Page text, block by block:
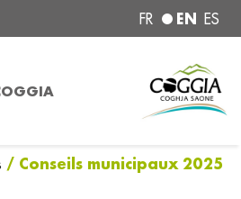
FR EN ES
/ Conseils municipaux 2025